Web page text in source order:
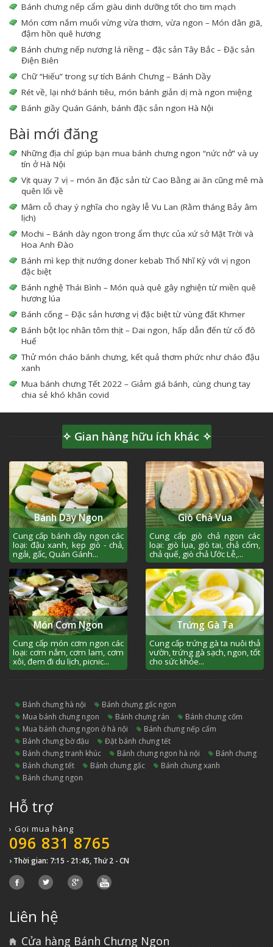
Bánh chưng nếp cẩm giàu dinh dưỡng tốt cho tim mạch
Món cơm nắm muối vừng vừa thơm, vừa ngon – Món dân giã,
đậm hồn quê hương
Bánh chưng nếp nương lá riềng – đặc sản Tây Bắc – Đặc sản
Điện Biên
Chữ “Hiếu” trong sự tích Bánh Chưng – Bánh Dầy
Rét về, lại nhớ bánh tiêu, món bánh giản dị mà ngon miệng
Bánh giầy Quán Gánh, bánh đặc sản ngon Hà Nội
Bài mới đăng
Những địa chỉ giúp bạn mua bánh chưng ngon “nức nở” và uy
tín ở Hà Nội
Vịt quay 7 vị – món ăn đặc sản từ Cao Bằng ai ăn cũng mê mà
quên lối về
Mâm cỗ chay ý nghĩa cho ngày lễ Vu Lan (Rằm tháng Bảy âm
lịch)
Mochi – Bánh dày ngon trong ẩm thực của xứ sở Mặt Trời và
Hoa Anh Đào
Bánh mì kẹp thịt nướng doner kebab Thổ Nhĩ Kỳ với vị ngon
đặc biệt
Bánh nghệ Thái Bình – Món quà quê gây nghiện từ miền quê
hương lúa
Bánh cống – Đặc sản hương vị đặc biệt từ vùng đất Khmer
Bánh bột lọc nhân tôm thịt – Dai ngon, hấp dẫn đến từ cố đô
Huế
Thử món cháo bánh chưng, kết quả thơm phức như cháo đậu
xanh
Mua bánh chưng Tết 2022 – Giảm giá bánh, cùng chung tay
chia sẻ khó khăn covid
✧ Gian hàng hữu ích khác ✧
Bánh Dầy Ngon
Cung cấp bánh dầy ngon các
loại: đậu xanh, kẹp giò - chả,
ngải, gấc, Quán Gánh...
Giò Chả Vua
Cung cấp giò chả ngon các
loại: giò lụa, giò tai, chả cốm,
chả quế, giò chả Ước Lễ,...
Món Cơm Ngon
Cung cấp món cơm ngon các
loại: cơm nắm, cơm lam, cơm
xôi, đem đi du lịch, picnic...
Trứng Gà Ta
Cung cấp trứng gà ta nuôi thả
vườn, trứng gà sạch, ngon, tốt
cho sức khỏe...
bánh chưng hà nội
bánh chưng gấc ngon
mua bánh chưng ngon
bánh chưng rán
bánh chưng cốm
mua bánh chưng ngon ở hà nội
bánh chưng nếp cẩm
bánh chưng bờ đậu
đặt bánh chưng tết
bánh chưng tranh khúc
bánh chưng ngon hà nội
bánh chưng
bánh chưng tết
bánh chưng gấc
bánh chưng xanh
bánh chưng ngon
Hỗ trợ
› Gọi mua hàng
096 831 8765
› Thời gian: 7:15 - 21:45, Thứ 2 - CN
Liên hệ
Cửa hàng Bánh Chưng Ngon